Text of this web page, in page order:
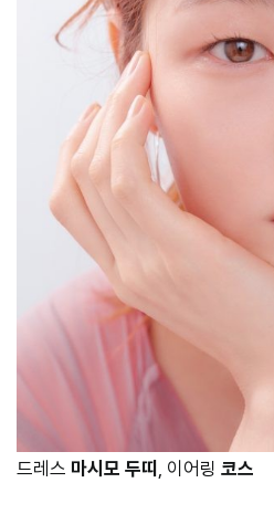
드레스 마시모 두띠 , 이어링 코스